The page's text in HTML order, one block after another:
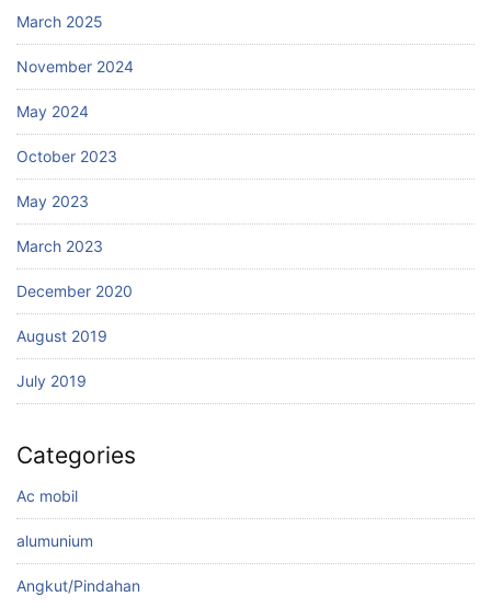
March 2025
November 2024
May 2024
October 2023
May 2023
March 2023
December 2020
August 2019
July 2019
Categories
Ac mobil
alumunium
Angkut/Pindahan